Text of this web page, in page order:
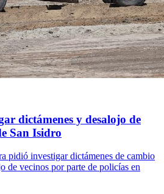
dictámenes y desalojo de
San Isidro
pidió investigar dictámenes de cambio
de vecinos por parte de policías en